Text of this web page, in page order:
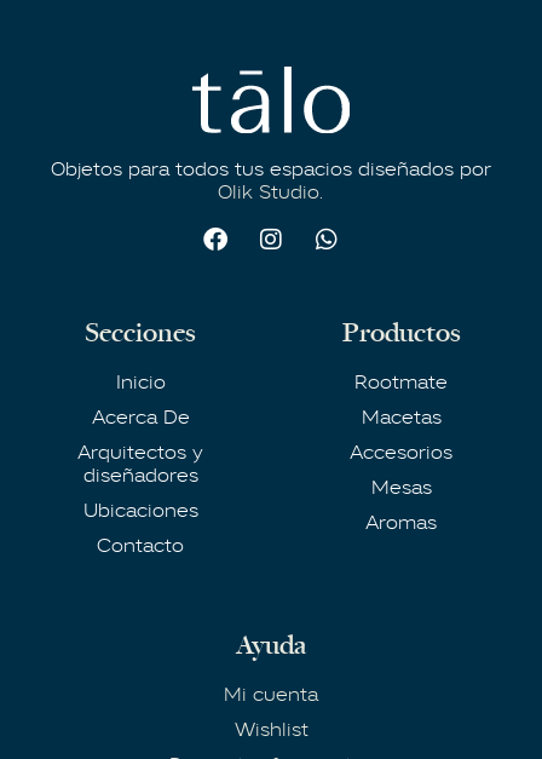
Objetos para todos tus espacios diseñados por
Olik Studio.
Secciones
Inicio
Acerca De
Arquitectos y
diseñadores
Ubicaciones
Contacto
Productos
Rootmate
Macetas
Accesorios
Mesas
Aromas
Ayuda
Mi cuenta
Wishlist